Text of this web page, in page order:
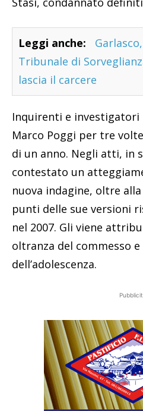
Leggi anche:
Tribunale di
lascia il carcere
Inquirenti e investigatori
Marco Poggi per tre
di un anno. Negli atti, in
contestato un
nuova indagine, oltre
punti delle sue versioni
nel 2007. Gli viene
oltranza del commesso e
dell’adolescenza.